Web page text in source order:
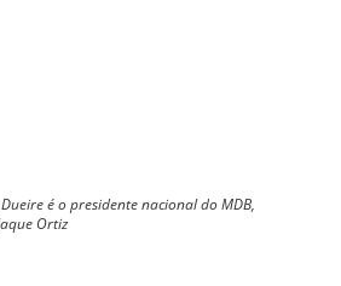
é o presidente nacional do MDB,
Ortiz